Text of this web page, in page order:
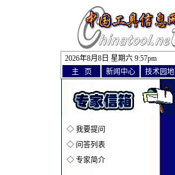
2026年8月8日 星期六 9:57pm
主 页
新闻中心 技术园地
◇ 我要提问
◇ 问答列表
◇ 专家简介